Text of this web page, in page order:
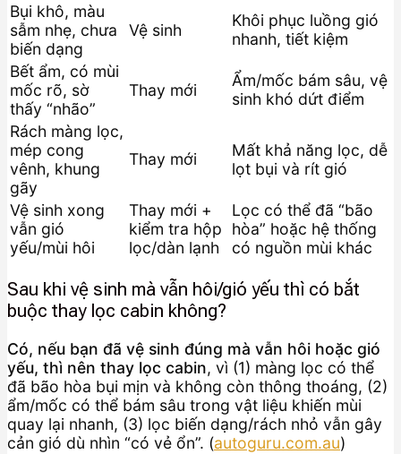
Bụi khô, màu
sẫm nhẹ, chưa
biến dạng
Vệ sinh
Khôi phục luồng gió
nhanh, tiết kiệm
Bết ẩm, có mùi
mốc rõ, sờ
thấy “nhão”
Thay mới
Ẩm/mốc bám sâu, vệ
sinh khó dứt điểm
Rách màng lọc,
mép cong
vênh, khung
gãy
Thay mới
Mất khả năng lọc, dễ
lọt bụi và rít gió
Vệ sinh xong
vẫn gió
yếu/mùi hôi
Thay mới +
kiểm tra hộp
lọc/dàn lạnh
Lọc có thể đã “bão
hòa” hoặc hệ thống
có nguồn mùi khác
Sau khi vệ sinh mà vẫn hôi/gió yếu thì có bắt
buộc thay lọc cabin không?
Có, nếu bạn đã vệ sinh đúng mà vẫn hôi hoặc gió
yếu, thì nên thay lọc cabin, vì (1) màng lọc có thể
đã bão hòa bụi mịn và không còn thông thoáng, (2)
ẩm/mốc có thể bám sâu trong vật liệu khiến mùi
quay lại nhanh, (3) lọc biến dạng/rách nhỏ vẫn gây
cản gió dù nhìn “có vẻ ổn”. (autoguru.com.au)